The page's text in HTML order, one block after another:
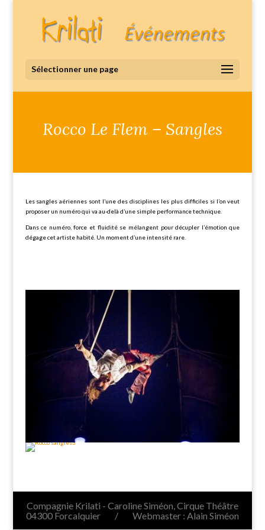
Sélectionner une page
Rocco Le Flem – Sangles
Les sangles aériennes sont l’une des disciplines les plus difficiles si l’on veut
proposer un numéro qui va au-delà d’une simple performance technique.
Dans ce numéro, force et fluidité se mélangent pour décupler l’émotion que
dégage cet artiste habité. Un moment d’une intensité rare.
Compagnie Krilati - Caroline Siméon, Cirque Théâtre
04300 Forcalquier / Webmaster : Alain Siméon